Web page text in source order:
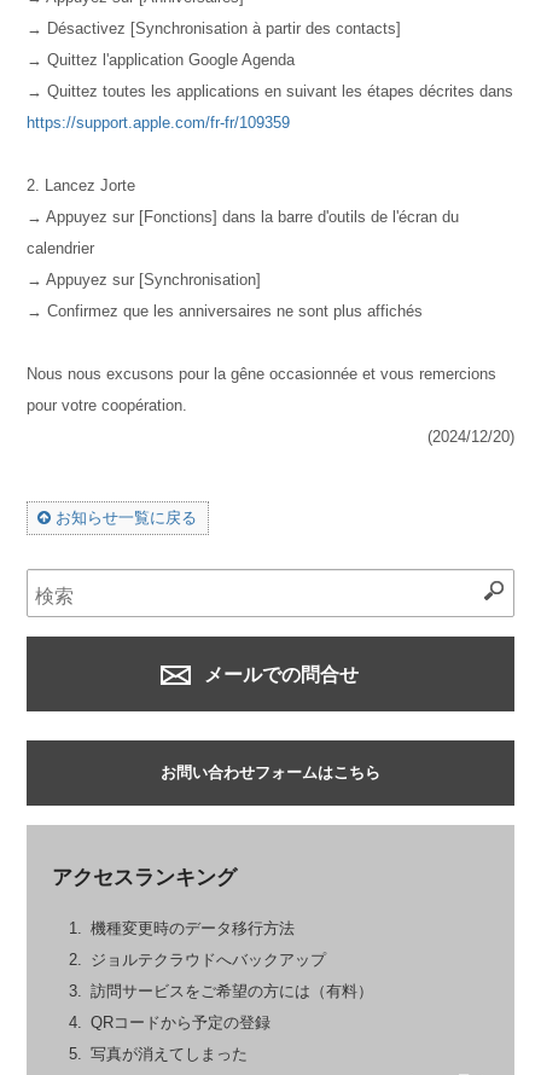
→ Désactivez [Synchronisation à partir des contacts]
→ Quittez l'application Google Agenda
→ Quittez toutes les applications en suivant les étapes décrites dans
https://support.apple.com/fr-fr/109359
2. Lancez Jorte
→ Appuyez sur [Fonctions] dans la barre d'outils de l'écran du
calendrier
→ Appuyez sur [Synchronisation]
→ Confirmez que les anniversaires ne sont plus affichés
Nous nous excusons pour la gêne occasionnée et vous remercions
pour votre coopération.
(2024/12/20)
お知らせ一覧に戻る
メールでの問合せ
お問い合わせフォームはこちら
アクセスランキング
機種変更時のデータ移行方法
ジョルテクラウドへバックアップ
訪問サービスをご希望の方には（有料）
QRコードから予定の登録
写真が消えてしまった